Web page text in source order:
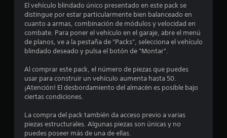
t
r
e
l
l
El vehículo blindado único presentado en este pack se
distingue por estar particularmente bien balanceado en
cuanto a armas, combinación de módulos y velocidad en
combate. Para poner el vehículo en el garaje, abre el menú
de planos, ve a la pestaña de "Packs", selecciona el vehículo
blindado deseado y pulsa el botón de "Montar".
Al comprar este pack, el número de piezas que puedes
usar para construir un vehículo aumenta hasta 50.
¡Atención! El desbordamiento del almacén es posible bajo
ciertas condiciones.
La compra del pack también da acceso previo a varias
piezas estructurales. Algunas piezas son únicas y no
puedes poseer más de una de ellas.